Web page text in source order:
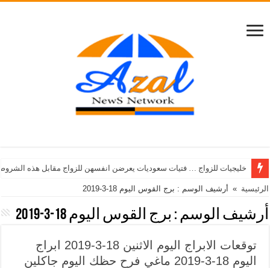
خليجيات للزواج … فتيات سعوديات يعرضن انفسهن للزواج مقابل هذه
الرئيسية » أرشيف الوسم : برج القوس اليوم 18-3-2019
أرشيف الوسم : برج القوس اليوم 18-3-2019
توقعات الابراج اليوم الاثنين 18-3-2019 ابراج
اليوم 18-3-2019 ماغي فرح حظك اليوم جاكلين